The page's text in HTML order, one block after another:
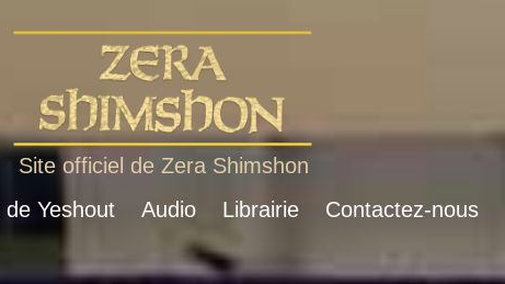
Site officiel de Zera Shimshon
de Yeshout Audio Librairie Contactez-nous